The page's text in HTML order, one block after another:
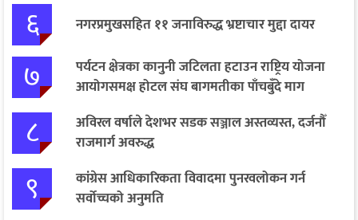
६ नगरप्रमुखसहित ११ जनाविरुद्ध भ्रष्टाचार मुद्दा दायर
७
पर्यटन क्षेत्रका कानुनी जटिलता हटाउन राष्ट्रिय योजना
आयोगसमक्ष होटल संघ बागमतीका पाँचबुँदे माग
८
अविरल वर्षाले देशभर सडक सञ्जाल अस्तव्यस्त, दर्जनौँ
राजमार्ग अवरुद्ध
९
कांग्रेस आधिकारिकता विवादमा पुनरवलोकन गर्न
सर्वोच्चको अनुमति